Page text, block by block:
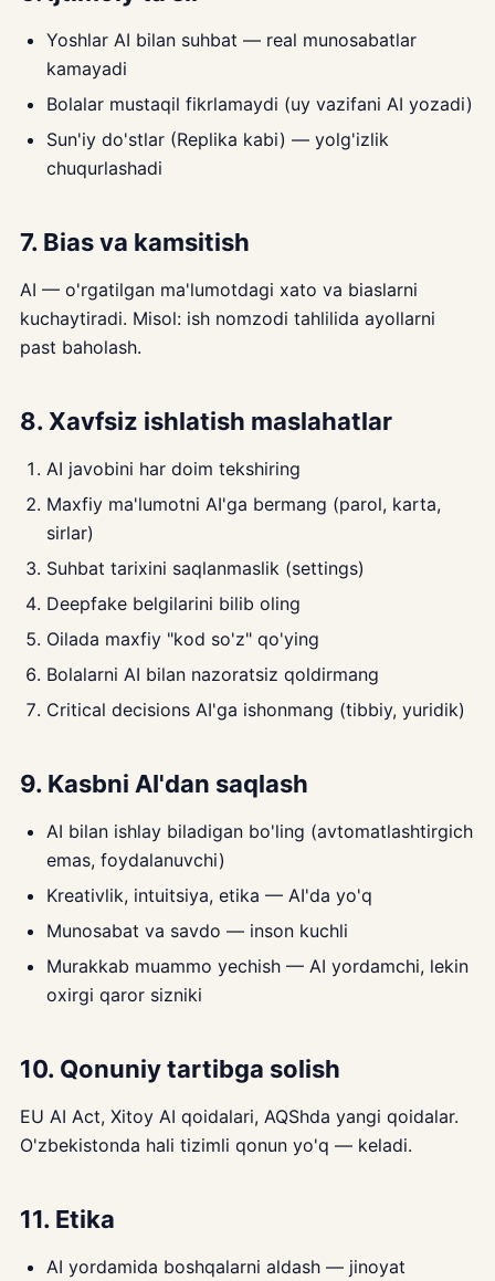
Yoshlar AI bilan suhbat — real munosabatlar
kamayadi
Bolalar mustaqil fikrlamaydi (uy vazifani AI yozadi)
Sun'iy do'stlar (Replika kabi) — yolg'izlik
chuqurlashadi
7. Bias va kamsitish
AI — o'rgatilgan ma'lumotdagi xato va biaslarni
kuchaytiradi. Misol: ish nomzodi tahlilida ayollarni
past baholash.
8. Xavfsiz ishlatish maslahatlar
AI javobini har doim tekshiring
Maxfiy ma'lumotni AI'ga bermаng (parol, karta,
sirlar)
Suhbat tarixini saqlanmaslik (settings)
Deepfake belgilarini bilib oling
Oilada maxfiy "kod so'z" qo'ying
Bolalarni AI bilan nazoratsiz qoldirmang
Critical decisions AI'ga ishonmang (tibbiy, yuridik)
9. Kasbni AI'dan saqlash
AI bilan ishlay biladigan bo'ling (avtomatlashtirgich
emas, foydalanuvchi)
Kreativlik, intuitsiya, etika — AI'da yo'q
Munosabat va savdo — inson kuchli
Murakkab muammo yechish — AI yordamchi, lekin
oxirgi qaror sizniki
10. Qonuniy tartibga solish
EU AI Act, Xitoy AI qoidalari, AQShda yangi qoidalar.
O'zbekistonda hali tizimli qonun yo'q — keladi.
11. Etika
AI yordamida boshqalarni aldash — jinoyat